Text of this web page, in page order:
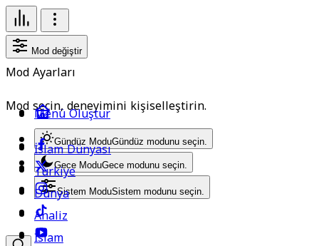
Mod değiştir
Mod Ayarları
Mod seçin, deneyimini kişiselleştirin.
Gündüz ModuGündüz modunu seçin.
Gece ModuGece modunu seçin.
Sistem ModuSistem modunu seçin.
Menü Oluştur
İslam Dünyası
Türkiye
Dünya
Analiz
İslam